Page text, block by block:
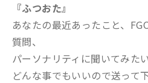
『ふつおた』
あなたの最近あったこと、
質問、
パーソナリティに聞いてみた
どんな事でもいいので送って